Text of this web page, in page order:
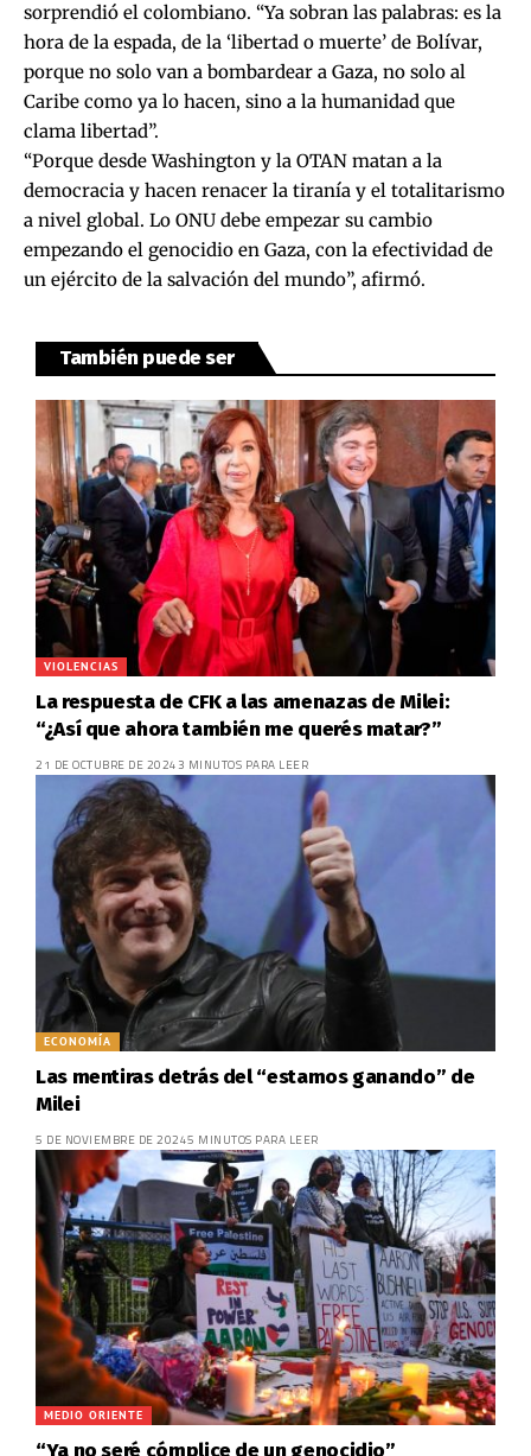
sorprendió el colombiano. “Ya sobran las palabras: es la
hora de la espada, de la ‘libertad o muerte’ de Bolívar,
porque no solo van a bombardear a Gaza, no solo al
Caribe como ya lo hacen, sino a la humanidad que
clama libertad”.
“Porque desde Washington y la OTAN matan a la
democracia y hacen renacer la tiranía y el totalitarismo
a nivel global. Lo ONU debe empezar su cambio
empezando el genocidio en Gaza, con la efectividad de
un ejército de la salvación del mundo”, afirmó.
También puede ser
VIOLENCIAS
La respuesta de CFK a las amenazas de Milei:
“¿Así que ahora también me querés matar?”
21 DE OCTUBRE DE 2024 3 MINUTOS PARA LEER
ECONOMÍA
Las mentiras detrás del “estamos ganando” de
Milei
5 DE NOVIEMBRE DE 20245 MINUTOS PARA LEER
MEDIO ORIENTE